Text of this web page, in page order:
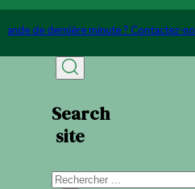
Commande de dernière minute ?
Search
site
Rechercher